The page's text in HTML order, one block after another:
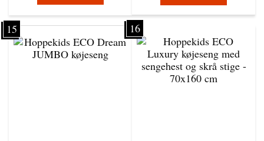
15 16